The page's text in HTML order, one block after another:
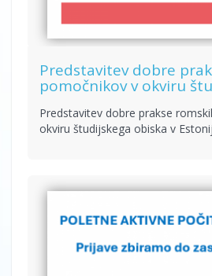
Predstavitev dobre
pomočnikov v okviru
Predstavitev dobre prakse
okviru študijskega obiska v